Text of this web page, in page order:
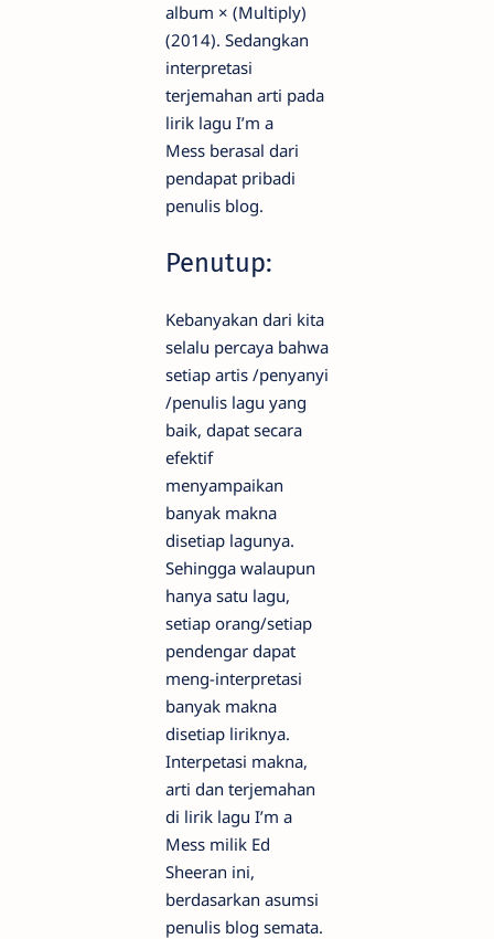
album × (Multiply)
(2014). Sedangkan
interpretasi
terjemahan arti pada
lirik lagu I’m a
Mess berasal dari
pendapat pribadi
penulis blog.
Penutup:
Kebanyakan dari kita
selalu percaya bahwa
setiap artis /penyanyi
/penulis lagu yang
baik, dapat secara
efektif
menyampaikan
banyak makna
disetiap lagunya.
Sehingga walaupun
hanya satu lagu,
setiap orang/setiap
pendengar dapat
meng-interpretasi
banyak makna
disetiap liriknya.
Interpetasi makna,
arti dan terjemahan
di lirik lagu I’m a
Mess milik Ed
Sheeran ini,
berdasarkan asumsi
penulis blog semata.